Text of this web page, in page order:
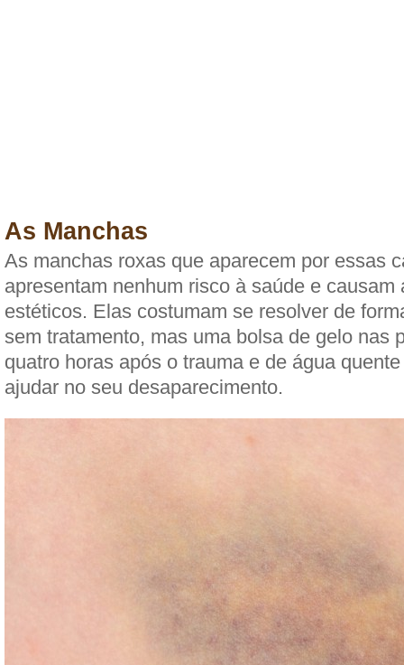
As Manchas
As manchas roxas que aparecem por essas
apresentam nenhum risco à saúde e causam
estéticos. Elas costumam se resolver de
sem tratamento, mas uma bolsa de gelo nas
quatro horas após o trauma e de água
ajudar no seu desaparecimento.